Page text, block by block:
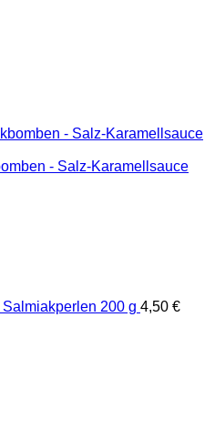
- Salz-Karamellsauce
Salmiakperlen 200 g 4,50 €